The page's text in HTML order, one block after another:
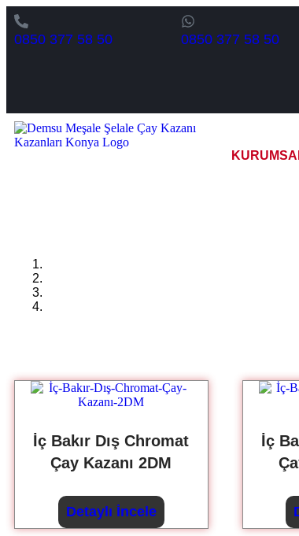
0850 377 58 50 0850 377 58 50
İç Bakır Dış Chromat
Çay Kazanı 2DM
Detaylı İncele
İç